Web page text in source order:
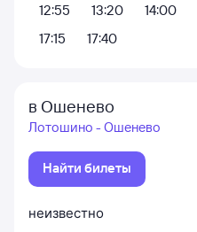
12:55
13:20 14:00
17:15
17:40
в Ошенево
Лотошино - Ошенево
Найти билеты
неизвестно